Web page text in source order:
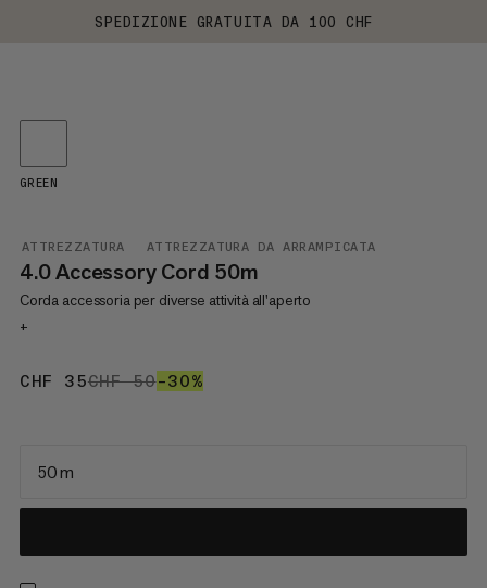
SPEDIZIONE GRATUITA DA 100 CHF
ATTREZZATURA ATTREZZATURA DA ARRAMPICATA
4.0 Accessory Cord 50m
Corda accessoria per diverse attività all'aperto
+
CHF 35CHF 35
CHF 50CHF 50
–30%
GREEN
50 m